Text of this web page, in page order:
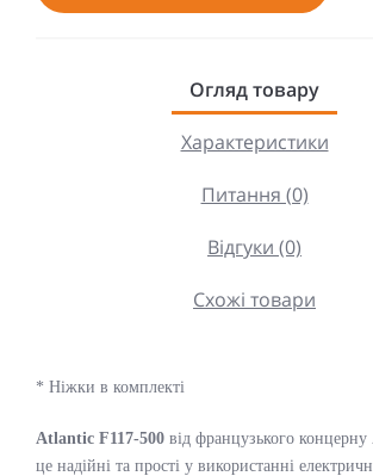
Огляд товару
Характеристики
Питання (0)
Відгуки (0)
Схожі товари
* Ніжки в комплекті
Atlantic F117-500 від французького
це надійні та прості у використанні